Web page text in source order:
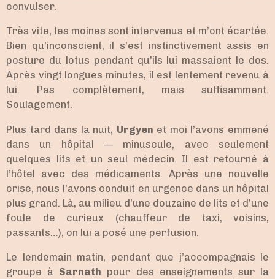
convulser.
Très vite, les moines sont intervenus et m’ont écartée.
Bien qu’inconscient, il s’est instinctivement assis en
posture du lotus pendant qu’ils lui massaient le dos.
Après vingt longues minutes, il est lentement revenu à
lui. Pas complètement, mais suffisamment.
Soulagement.
Plus tard dans la nuit, Urgyen et moi l’avons emmené
dans un hôpital — minuscule, avec seulement
quelques lits et un seul médecin. Il est retourné à
l’hôtel avec des médicaments. Après une nouvelle
crise, nous l’avons conduit en urgence dans un hôpital
plus grand. Là, au milieu d’une douzaine de lits et d’une
foule de curieux (chauffeur de taxi, voisins,
passants…), on lui a posé une perfusion.
Le lendemain matin, pendant que j’accompagnais le
groupe à Sarnath pour des enseignements sur la